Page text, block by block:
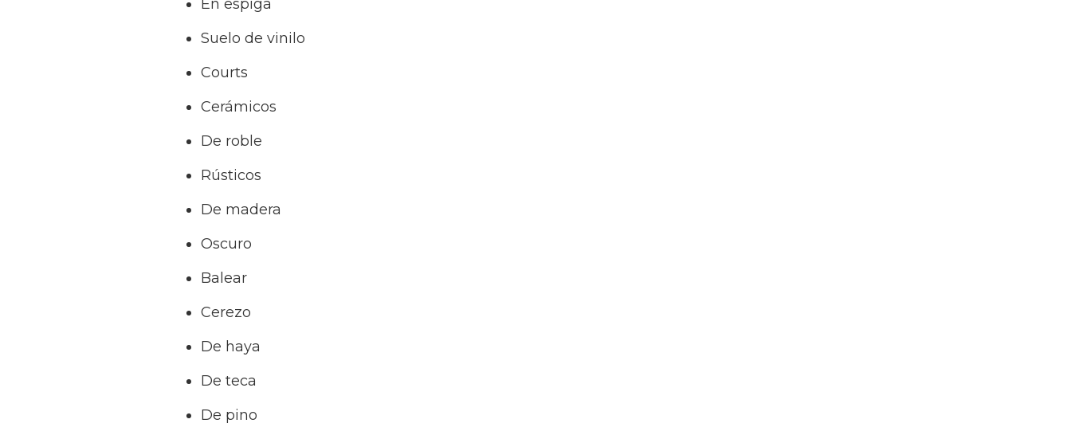
En espiga
Suelo de vinilo
Courts
Cerámicos
De roble
Rústicos
De madera
Oscuro
Balear
Cerezo
De haya
De teca
De pino